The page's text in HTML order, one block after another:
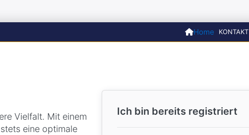
Home KONTAKT
Ich bin bereits registriert
Vielfalt. Mit einem
eine optimale